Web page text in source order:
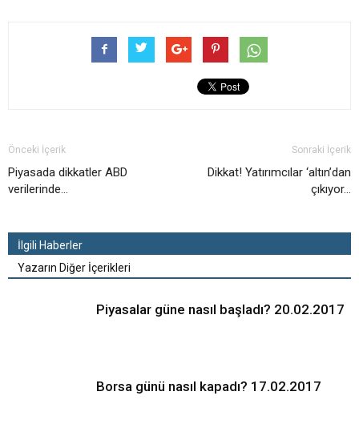
Önceki İçerik
Piyasada dikkatler ABD
verilerinde…
Sonraki İçerik
Dikkat! Yatırımcılar ‘altın’dan
çıkıyor…
İlgili Haberler
Yazarın Diğer İçerikleri
Piyasalar güne nasıl başladı? 20.02.2017
Borsa günü nasıl kapadı? 17.02.2017